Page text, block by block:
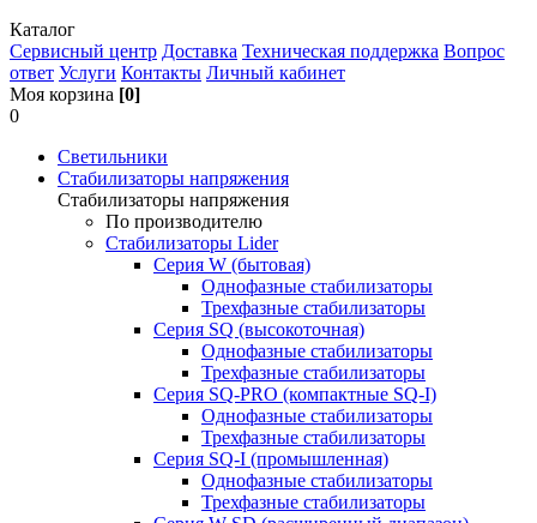
Каталог
Сервисный центр Доставка Техническая поддержка Вопрос
ответ Услуги Контакты Личный кабинет
Моя корзина [0]
0
Светильники
Стабилизаторы напряжения
Стабилизаторы напряжения
По производителю
Стабилизаторы Lider
Cерия W (бытовая)
Однофазные стабилизаторы
Трехфазные стабилизаторы
Серия SQ (высокоточная)
Однофазные стабилизаторы
Трехфазные стабилизаторы
Cерия SQ-PRO (компактные SQ-I)
Однофазные стабилизаторы
Трехфазные стабилизаторы
Серия SQ-I (промышленная)
Однофазные стабилизаторы
Трехфазные стабилизаторы